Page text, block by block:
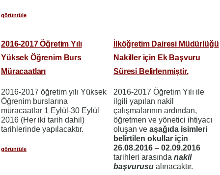
görüntüle
2016-2017 Öğretim Yılı
Yüksek Öğrenim Burs
Müracaatları
2016-2017 öğretim yılı Yüksek
Öğrenim burslarına
müracaatlar 1 Eylül-30 Eylül
2016 (Her iki tarih dahil)
tarihlerinde yapılacaktır.
görüntüle
İlköğretim Dairesi Müdürlüğü
Nakiller için Ek Başvuru
Süresi Belirlenmiştir.
2016-2017 Öğretim Yılı ile
ilgili yapılan nakil
çalışmalarının ardından,
öğretmen ve yönetici ihtiyacı
oluşan ve aşağıda isimleri
belirtilen okullar için
26.08.2016 – 02.09.2016
tarihleri arasında nakil
başvurusu alınacaktır.